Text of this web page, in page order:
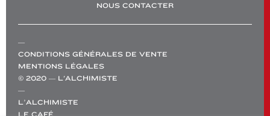
NOUS CONTACTER
—
CONDITIONS GÉNÉRALES DE VENTE
MENTIONS LÉGALES
© 2020 — L'ALCHIMISTE
—
L’ALCHIMISTE